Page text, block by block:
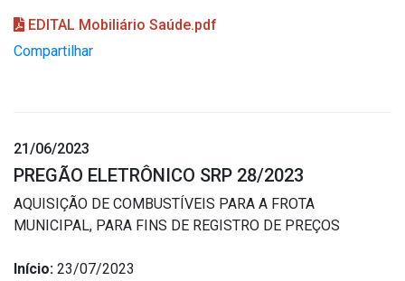
EDITAL Mobiliário Saúde.pdf
Compartilhar
21/06/2023
PREGÃO ELETRÔNICO SRP 28/2023
AQUISIÇÃO DE COMBUSTÍVEIS PARA A FROTA
MUNICIPAL, PARA FINS DE REGISTRO DE PREÇOS
Início: 23/07/2023